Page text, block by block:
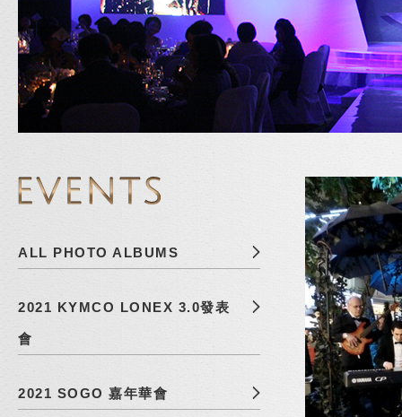
ALL PHOTO ALBUMS
2021 KYMCO LONEX 3.0發表
會
2021 SOGO 嘉年華會